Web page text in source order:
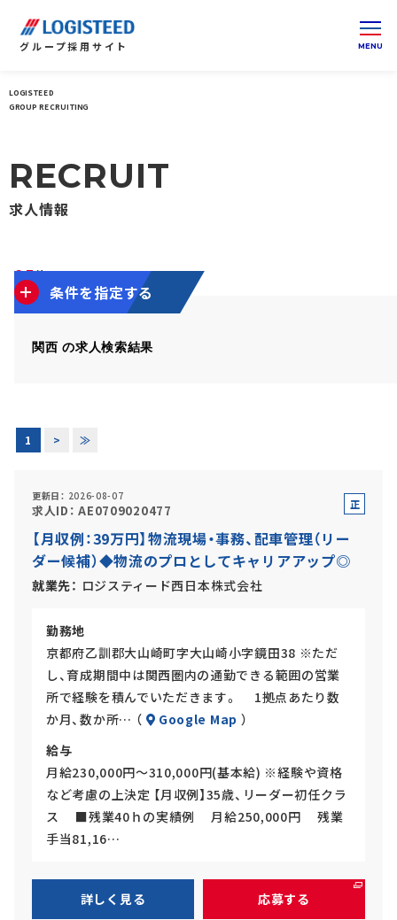
グループ採用サイト
アルバイト・
SHARE
LOGISTEED
GROUP RECRUITING
RECRUIT
求人情報
95件
条件を指定する
関西 の求人検索結果
1 > ≫
更新日 2026-08-07
求人ID AE0709020477
正
【月収例：39万円】物流現場・事務、配車管理（リー
ダー候補）◆物流のプロとしてキャリアアップ◎
就業先 ロジスティード西日本株式会社
勤務地
京都府乙訓郡大山崎町字大山崎小字鏡田38 ※ただ
し、育成期間中は関西圏内の通勤できる範囲の営業
所で経験を積んでいただきます。 1拠点あたり数
か月、数か所… （
Google Map ）
給与
月給230,000円～310,000円(基本給) ※経験や資格
など考慮の上決定 【月収例】35歳、リーダー初任クラ
ス ■残業40ｈの実績例 月給250,000円 残業
手当81,16…
詳しく見る 応募する